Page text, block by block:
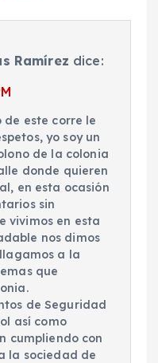
Ramírez dice:
este corre le
yo soy un
de la colonia
donde quieren
en esta ocasión
sin
vivimos en esta
nos dimos
a la
que
de Seguridad
así como
cumpliendo con
la sociedad de